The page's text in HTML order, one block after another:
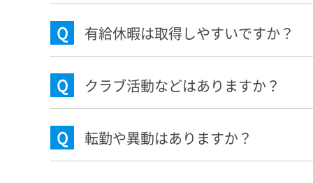
Q 有給休暇は取得しやすいですか？
Q クラブ活動などはありますか？
Q 転勤や異動はありますか？